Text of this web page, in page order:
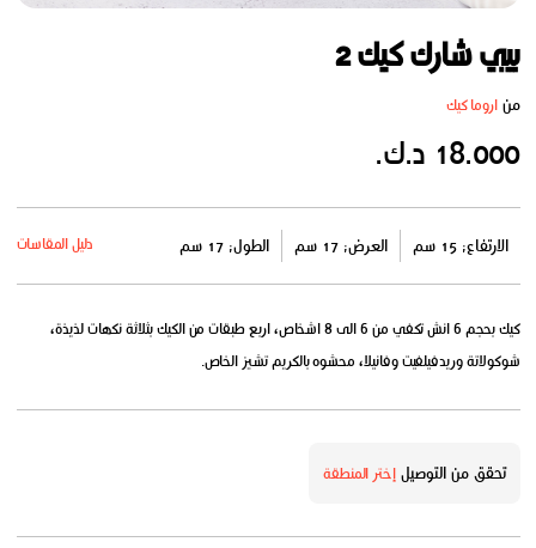
بيبي شارك كيك 2
مناروما كيك
18.000 د.ك.
الارتفاع: 15 سم العرض: 17 سم الطول: 17 سم دليل المقاسات
كيك بحجم 6 انش تكفي من 6 الى 8 اشخاص، اربع طبقات من الكيك بثلاثة نكهات لذيذة،
شوكولاتة وريدفيلفيت وفانيلا، محشوه بالكريم تشيز الخاص.
تحقق من التوصيلإختر المنطقة